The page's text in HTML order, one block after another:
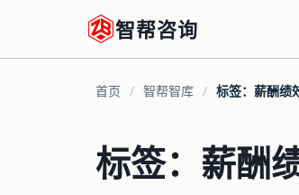
智帮咨询
首页 / 智帮智库 / 标签：薪酬绩
标签：薪酬